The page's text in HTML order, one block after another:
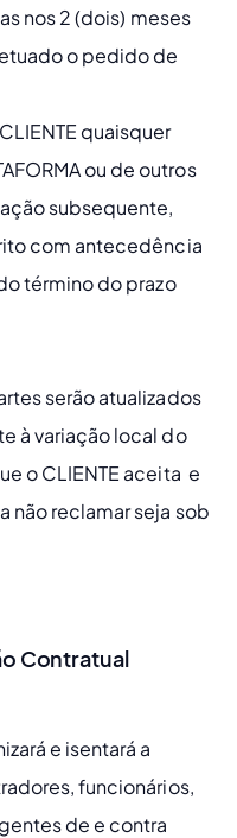
nos 2 (dois) meses
o pedido de
quaisquer
ou de outros
subsequente,
com antecedência
término do prazo
serão atualizados
à variação local do
o CLIENTE aceita  e
não reclamar seja sob
Contratual
e isentará a
funcionários,
de e contra